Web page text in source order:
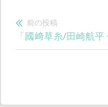
投
稿
前の投稿
前
の
「國﨑草糸/田崎航